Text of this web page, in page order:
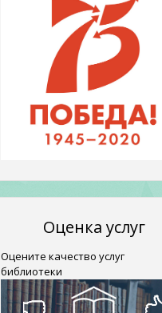
Оценка услуг
Оцените качество услуг
библиотеки